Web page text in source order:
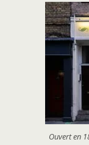
Ouvert en